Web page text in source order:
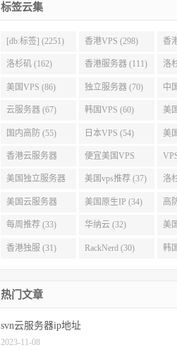
标签云集
[db:标签] (2251) 香港VPS (298) 香
洛杉矶 (162) 香港服务器 (111) 洛
美国VPS (86) 独立服务器 (70) 中
云服务器 (67) 韩国VPS (60) 美
国内高防 (55) 日本VPS (54) 美
香港云服务器
(40)
便宜美国VPS
(38)
美国独立服务器
(37)
美国vps推荐 (37) 洛
美国云服务器
(34)
美国原生IP (34) 高
每周推荐 (33) 华纳云 (32) 美
香港独服 (31) RackNerd (30) 韩
热门文章
svn云服务器ip地址
2023-11-08